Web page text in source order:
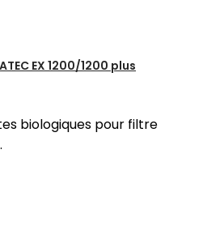
EX 1200/1200 plus
biologiques pour filtre